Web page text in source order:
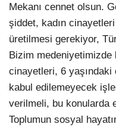
Mekanı cennet olsun.
şiddet, kadın
üretilmesi gerekiyor,
Bizim medeniyetimizde
cinayetleri, 6
kabul edilemeyecek
verilmeli, bu konularda
Toplumun sosyal